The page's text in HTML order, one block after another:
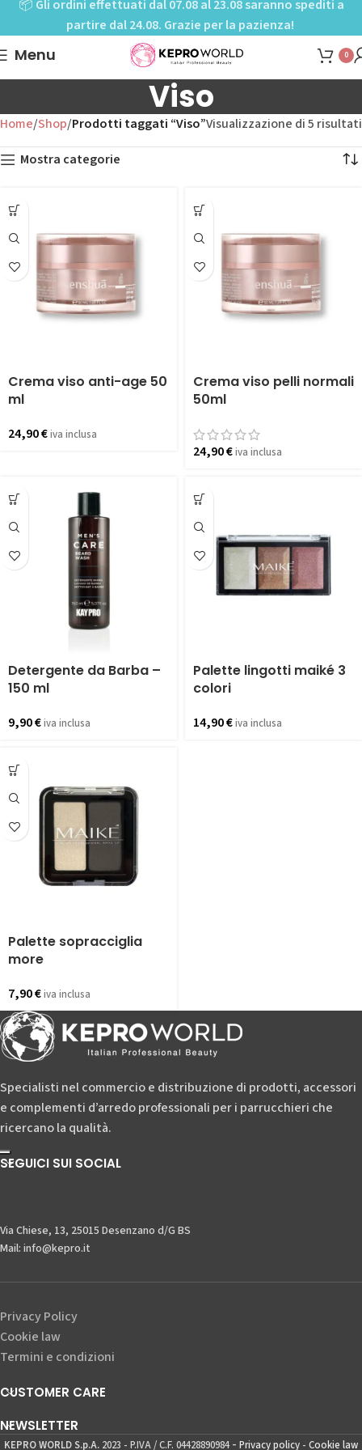
📦 Gli ordini effettuati dal 07.08 al 23.08 saranno spediti a
partire dal 24.08. Grazie per la pazienza!
Menu 0
Viso
Home Shop Prodotti taggati “Viso”Visualizzazione di 5 risultati
Mostra categorie
Crema viso anti-age 50
ml
24,90€iva inclusa
Crema viso pelli normali
50ml
24,90€iva inclusa
Detergente da Barba –
150 ml
9,90€iva inclusa
Palette lingotti maiké 3
colori
14,90€iva inclusa
Palette sopracciglia
more
7,90€iva inclusa
Specialisti nel commercio e distribuzione di prodotti, accessori
e complementi d’arredo professionali per i parrucchieri che
ricercano la qualità.
SEGUICI SUI SOCIAL
Via Chiese, 13, 25015 Desenzano d/G BS
Mail: info@kepro.it
Privacy Policy
Cookie law
Termini e condizioni
CUSTOMER CARE
NEWSLETTER
KEPRO WORLD S.p.A. 2023 - P.IVA / C.F. 04428890984 - Privacy policy - Cookie law